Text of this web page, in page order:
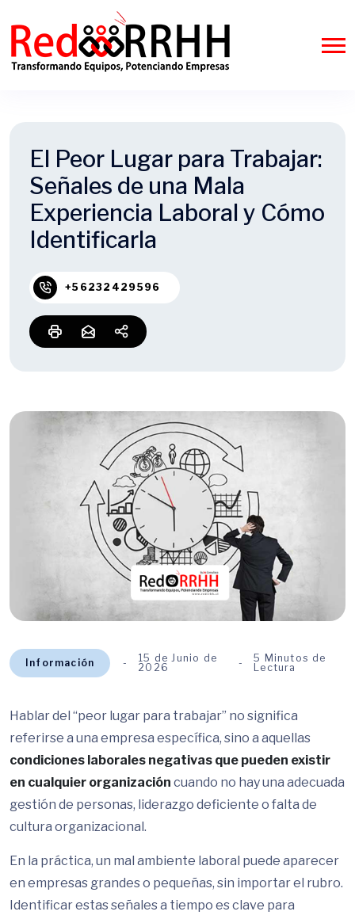
El Peor Lugar para Trabajar:
Señales de una Mala
Experiencia Laboral y Cómo
Identificarla
+56232429596
Información
15 de Junio de
2026
5 Minutos de
Lectura
Hablar del “peor lugar para trabajar” no significa
referirse a una empresa específica, sino a aquellas
condiciones laborales negativas que pueden existir
en cualquier organización cuando no hay una adecuada
gestión de personas, liderazgo deficiente o falta de
cultura organizacional.
En la práctica, un mal ambiente laboral puede aparecer
en empresas grandes o pequeñas, sin importar el rubro.
Identificar estas señales a tiempo es clave para